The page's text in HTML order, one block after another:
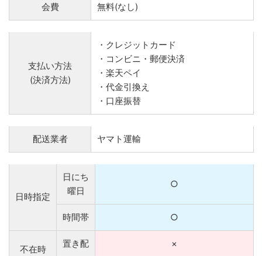
会費 無料(なし)
支払い方法
(決済方法)
・クレジットカード
・コンビニ・郵便決済
・楽天ペイ
・代金引換え
・口座振替
配送業者 ヤマト運輸
日時指定
日にち
曜日
○
時間帯 ○
不在時
置き配 ×